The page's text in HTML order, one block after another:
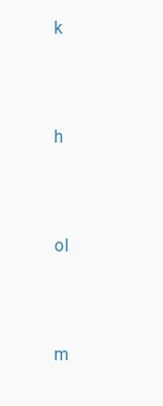
k
h
ol
m